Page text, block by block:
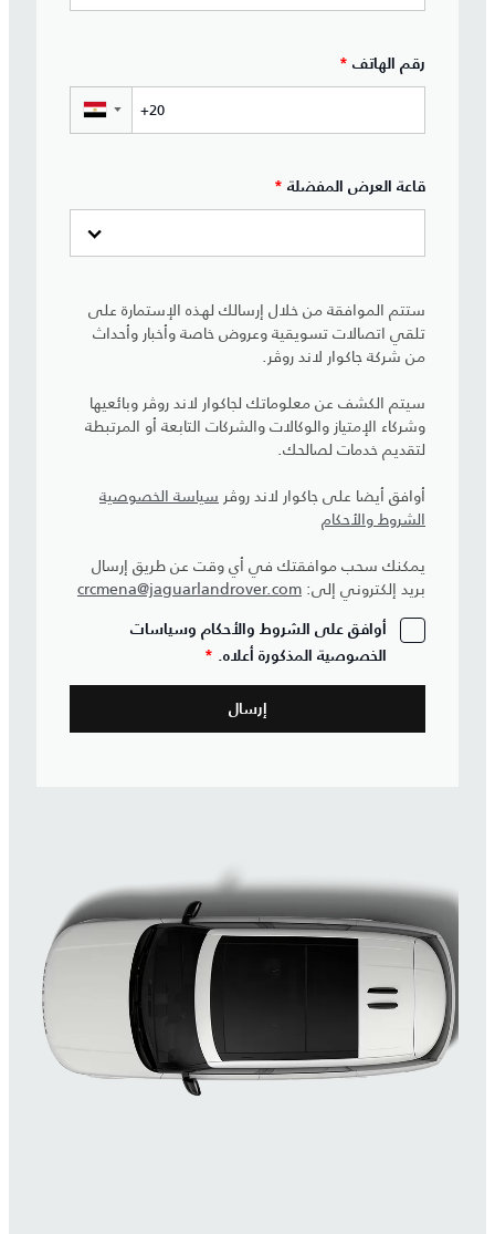
رقم الهاتف *
▼
قاعة العرض المفضلة *
ستتم الموافقة من خلال إرسالك لهذه الإستمارة على
تلقي اتصالات تسويقية وعروض خاصة وأخبار وأحداث
من شركة جاكوار لاند روڤر.
سيتم الكشف عن معلوماتك لجاكوار لاند روڤر وبائعيها
وشركاء الإمتياز والوكالات والشركات التابعة أو المرتبطة
لتقديم خدمات لصالحك.
أوافق أيضا على جاكوار لاند روڤر سياسة الخصوصية
الشروط والأحكام
يمكنك سحب موافقتك في أي وقت عن طريق إرسال
بريد إلكتروني إلى: crcmena@jaguarlandrover.com
أوافق على الشروط والأحكام وسياسات
الخصوصية المذكورة أعلاه. *